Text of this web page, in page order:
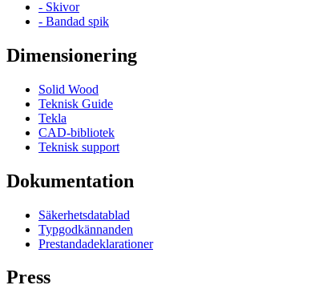
- Skivor
- Bandad spik
Dimensionering
Solid Wood
Teknisk Guide
Tekla
CAD-bibliotek
Teknisk support
Dokumentation
Säkerhetsdatablad
Typgodkännanden
Prestandadeklarationer
Press